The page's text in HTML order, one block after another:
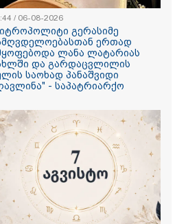
ემუქრება ნია
მას
"მიტროპოლიტი
იმყოფებოდა
სახლში და
სულის საოხად
აღავლინა" -
23:22 / 06-08-2026
/ 06-08-2026
გერასიმე
ერთად
ლანა ლატარიას
და გარდაცვლილის
საოხად პანაშვიდი
- საპატრიარქო